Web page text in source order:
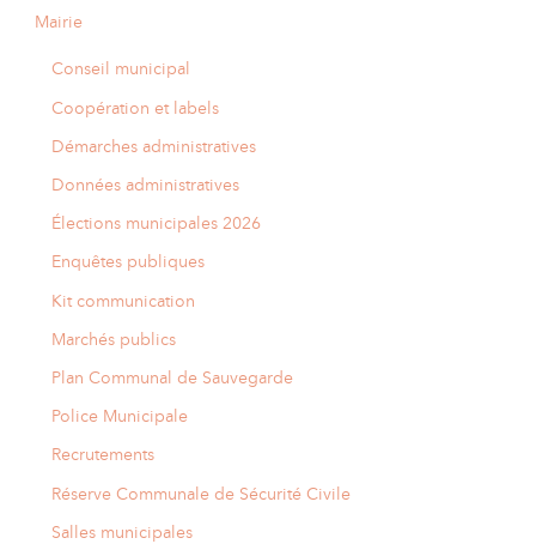
Mairie
Conseil municipal
Coopération et labels
Démarches administratives
Données administratives
Élections municipales 2026
Enquêtes publiques
Kit communication
Marchés publics
Plan Communal de Sauvegarde
Police Municipale
Recrutements
Réserve Communale de Sécurité Civile
Salles municipales